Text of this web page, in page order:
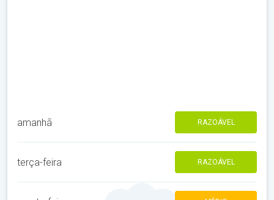
amanhã RAZOÁVEL
terça-feira RAZOÁVEL